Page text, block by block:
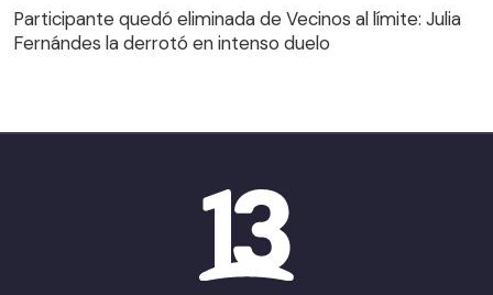
Fernándes la derrotó en intenso duelo
Participante quedó eliminada de Vecinos al límite: Julia
Fernándes la derrotó en intenso duelo